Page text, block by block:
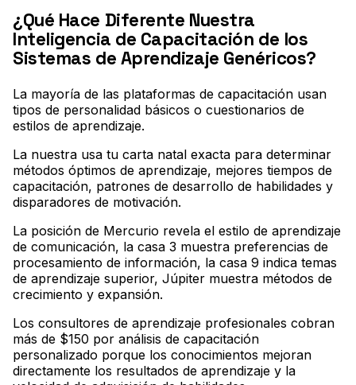
¿Qué Hace Diferente Nuestra
Inteligencia de Capacitación de los
Sistemas de Aprendizaje Genéricos?
La mayoría de las plataformas de capacitación usan
tipos de personalidad básicos o cuestionarios de
estilos de aprendizaje.
La nuestra usa tu carta natal exacta para determinar
métodos óptimos de aprendizaje, mejores tiempos de
capacitación, patrones de desarrollo de habilidades y
disparadores de motivación.
La posición de Mercurio revela el estilo de aprendizaje
de comunicación, la casa 3 muestra preferencias de
procesamiento de información, la casa 9 indica temas
de aprendizaje superior, Júpiter muestra métodos de
crecimiento y expansión.
Los consultores de aprendizaje profesionales cobran
más de $150 por análisis de capacitación
personalizado porque los conocimientos mejoran
directamente los resultados de aprendizaje y la